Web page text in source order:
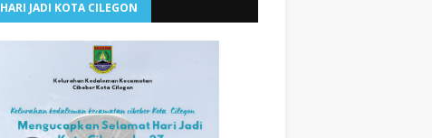
HARI JADI KOTA CILEGON